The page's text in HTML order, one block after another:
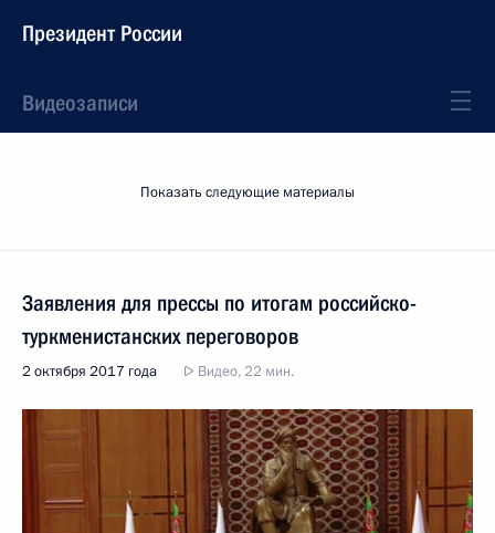
Президент России
Видеозаписи
Показать следующие материалы
Заявления для прессы по итогам российско-
туркменистанских переговоров
2 октября 2017 года Видео, 22 мин.